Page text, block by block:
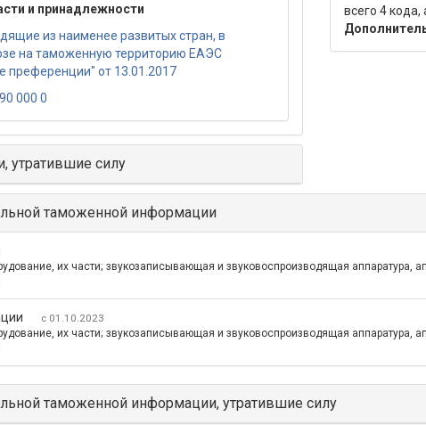
и принадлежности
из наименее развитых стран, в
на таможенную территорию ЕАЭС
преференции" от 13.01.2017
000 0
утратившие силу
всего 4
таможенной информации
их части; звукозаписывающая и звуковоспроизводящая аппаратура,
с 01.10.2023
их части; звукозаписывающая и звуковоспроизводящая аппаратура,
таможенной информации, утратившие силу